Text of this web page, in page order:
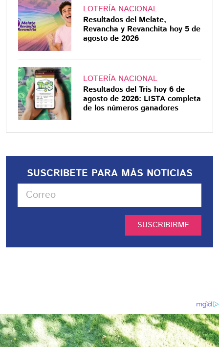
LOTERÍA NACIONAL
Resultados del Melate,
Revancha y Revanchita hoy 5 de
agosto de 2026
LOTERÍA NACIONAL
Resultados del Tris hoy 6 de
agosto de 2026: LISTA completa
de los números ganadores
SUSCRIBETE PARA MÁS NOTICIAS
SUSCRIBIRME